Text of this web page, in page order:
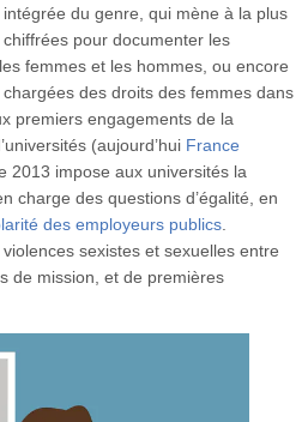
intégrée du genre, qui mène à la plus
pour documenter les
femmes et les hommes, ou encore
des droits des femmes dans
premiers engagements de la
(aujourd’hui France
2013 impose aux universités la
charge des questions d’égalité, en
des employeurs publics.
sexistes et sexuelles entre
de mission, et de premières